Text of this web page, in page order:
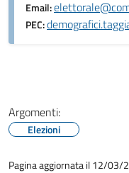
Email:
PEC:
Argomenti:
Elezioni
Pagina aggiornata il 12/03/